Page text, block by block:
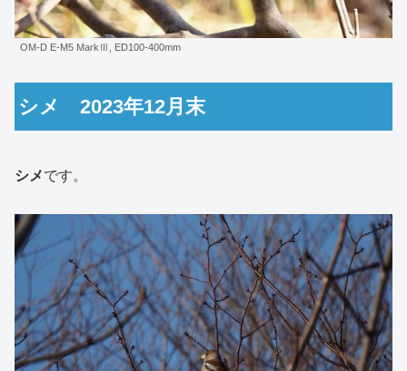
OM-D E-M5 MarkⅢ, ED100-400mm
シメ 2023年12月末
シメです。